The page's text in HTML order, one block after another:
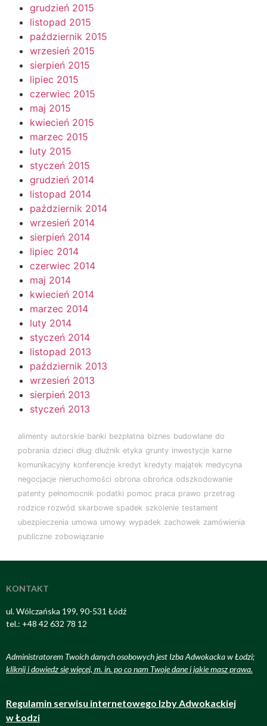
grudzień 2015
listopad 2015
październik 2015
wrzesień 2015
sierpień 2015
lipiec 2015
czerwiec 2015
maj 2015
kwiecień 2015
marzec 2015
luty 2015
styczeń 2015
grudzień 2014
listopad 2014
październik 2014
wrzesień 2014
sierpień 2014
lipiec 2014
czerwiec 2014
maj 2014
kwiecień 2014
marzec 2014
luty 2014
styczeń 2014
listopad 2013
październik 2013
wrzesień 2013
sierpień 2013
styczeń 2013
alimenty autorskie banki bezpłatna biznes budowlane do
pobrania dzieci dług dłużnik etyka grunty inwestycje karne
komunikacyjny konferencje kredyt kredyty majątek medycyna
negocjacje nieruchomości obrona obrońca odszkodowanie
patenty pełnomocnik podatki pomoc praca prawo przetrag
rodzice rozwód skarbowe spadek szkolenie testament
ubezpieczenia umowa umowy wypadek zachowek zamówienia
publiczne zobowiązanie
KONTAKT
ul. Wólczańska 199, 90-531 Łódź
tel.: +48 42 632 78 12
Administratorem Twoich danych osobowych jest Izba Adwokacka w Łodzi;
kliknij i dowiedz się więcej, m. in. po co nam Twoje dane i jakie masz prawa.
Regulamin serwisu internetowego Izby Adwokackiej
w Łodzi